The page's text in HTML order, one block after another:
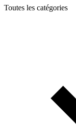
Toutes les catégories